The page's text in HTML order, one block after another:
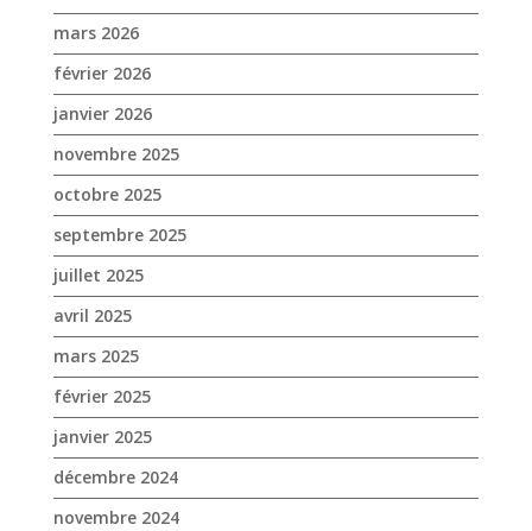
mars 2026
février 2026
janvier 2026
novembre 2025
octobre 2025
septembre 2025
juillet 2025
avril 2025
mars 2025
février 2025
janvier 2025
décembre 2024
novembre 2024